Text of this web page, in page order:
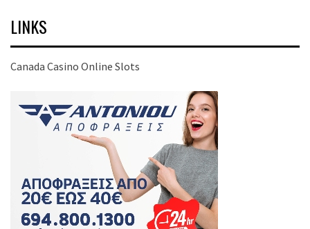
LINKS
Canada Casino Online Slots